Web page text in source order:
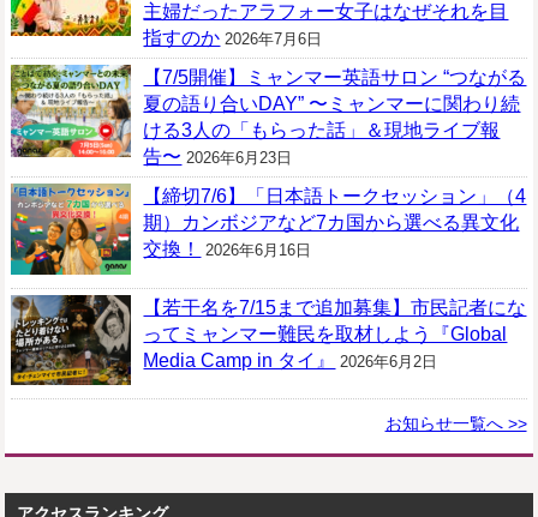
主婦だったアラフォー女子はなぜそれを目
指すのか 2026年7月6日
【7/5開催】ミャンマー英語サロン “つながる
夏の語り合いDAY” 〜ミャンマーに関わり続
ける3人の「もらった話」＆現地ライブ報
告〜 2026年6月23日
【締切7/6】「日本語トークセッション」（4
期）カンボジアなど7カ国から選べる異文化
交換！
2026年6月16日
【若干名を7/15まで追加募集】市民記者にな
ってミャンマー難民を取材しよう『Global
Media Camp in タイ』
2026年6月2日
お知らせ一覧へ >>